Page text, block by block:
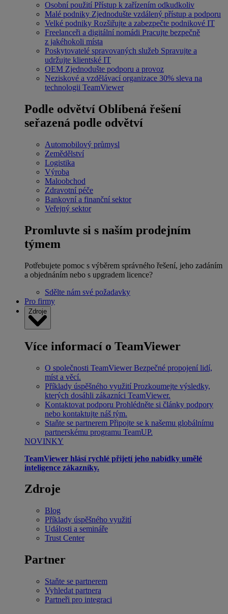
Osobní použití Přístup k zařízením odkudkoliv
Malé podniky Zjednodušte vzdálený přístup a podporu
Velké podniky Rozšiřujte a zabezpečte podnikové IT
Freelanceři a digitální nomádi Pracujte bezpečně
z jakéhokoli místa
Poskytovatelé spravovaných služeb Spravujte a
udržujte klientské IT
OEM Zjednodušte podporu a provoz
Neziskové a vzdělávací organizace 30% sleva na
technologii TeamViewer
Podle odvětví Oblíbená řešení
seřazená podle odvětví
Automobilový průmysl
Zemědělství
Logistika
Výroba
Maloobchod
Zdravotní péče
Bankovní a finanční sektor
Veřejný sektor
Promluvte si s naším prodejním
týmem
Potřebujete pomoc s výběrem správného řešení, jeho zadáním
a objednáním nebo s upgradem licence?
Sdělte nám své požadavky
Pro firmy
Zdroje
Více informací o TeamViewer
O společnosti TeamViewer Bezpečné propojení lidí,
míst a věcí.
Příklady úspěšného využití Prozkoumejte výsledky,
kterých dosáhli zákazníci TeamViewer.
Kontaktovat podporu Prohlédněte si články podpory
nebo kontaktujte náš tým.
Staňte se partnerem Připojte se k našemu globálnímu
partnerskému programu TeamUP.
NOVINKY
TeamViewer hlásí rychlé přijetí jeho nabídky umělé
inteligence zákazníky.
Zdroje
Blog
Příklady úspěšného využití
Události a semináře
Trust Center
Partner
Staňte se partnerem
Vyhledat partnera
Partneři pro integraci